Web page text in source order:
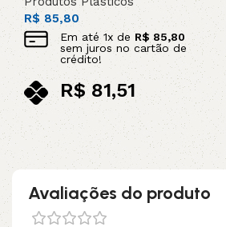
R$ 85,80
Em até1x de R$85,80
sem juros no cartão de
crédito!
R$81,51
no pix
Leia mais
Avaliações do produto